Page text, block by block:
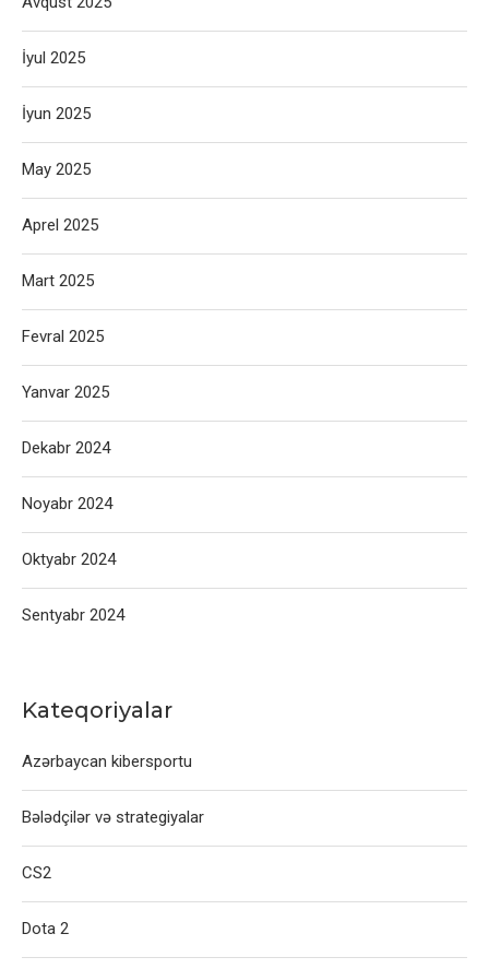
İyul 2025
İyun 2025
May 2025
Aprel 2025
Mart 2025
Fevral 2025
Yanvar 2025
Dekabr 2024
Noyabr 2024
Oktyabr 2024
Sentyabr 2024
Kateqoriyalar
Azərbaycan kibersportu
Bələdçilər və strategiyalar
CS2
Dota 2